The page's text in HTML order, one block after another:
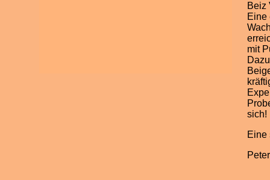
Beiz
Eine
mit
sich!
Eine